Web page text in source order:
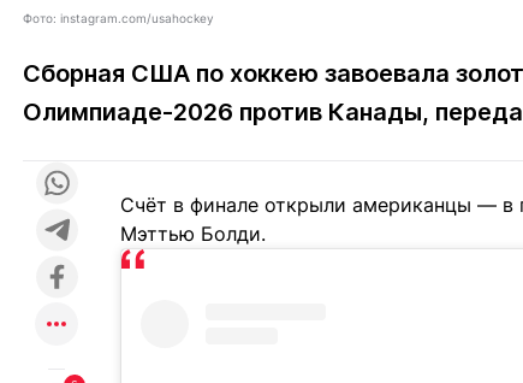
О проекте Контакты редакции
Редакция
+7 (777) 001 44 99 +7 (700) 3 888 188
Фото: instagram.com/usahockey
Сборная США по хоккею завоевала
Олимпиаде-2026 против Канады,
Счёт в финале открыли американцы —
Мэттью Болди.